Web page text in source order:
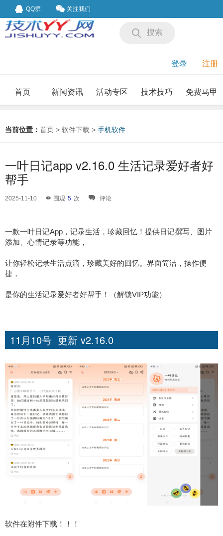
QQ群 关注我们
搜索
登录 注册
首页 新闻资讯 活动专区 技术技巧 免费马甲
当前位置： 首页 > 软件下载 > 手机软件
一叶日记app v2.16.0 生活记录爱好者好
帮手
2025-11-10 围观 5 次 评论
一款一叶日记App，记录生活，珍藏回忆！提供日记撰写、图片
添加、心情记录等功能，
让你轻松记录生活点滴，珍藏美好的回忆。界面简洁，操作便
捷，
是你的生活记录爱好者好帮手！（解锁VIP功能）
11月10号 更新 v2.16.0
软件在附件下载！！！